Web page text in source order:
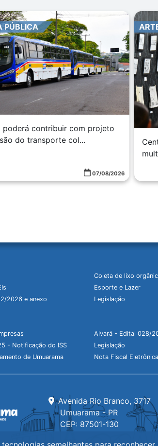
PÚBLICA
poderá contribuir com projeto
do transporte col...
07/08/2026
Coleta de lixo
Esporte e Lazer
2026 e anexo
Legislação
Alvará - Edital 028/
- Notificação do ISS
Legislação
de Umuarama
Nota Fiscal Eletrônica
Avenida Rio Branco, 3717
Umuarama - PR
CEP: 87501-130